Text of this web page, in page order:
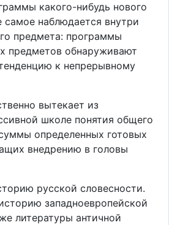
какого-нибудь нового
наблюдается внутри
предмета: программы
предметов обнаруживают
к непрерывному
вытекает из
школе понятия общего
определенных готовых
внедрению в головы
русской словесности.
западноевропейской
литературы античной